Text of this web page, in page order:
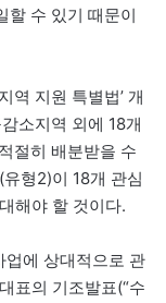
할 수 있기 때문이
역 지원 특별법’ 개
소지역 외에 18개
절히 배분받을 수
형2)이 18개 관심
해야 할 것이다.
업에 상대적으로 관
표의 기조발표(“수